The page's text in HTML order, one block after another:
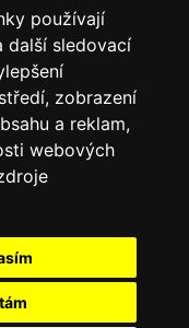
používají
další sledovací
zobrazení
a reklam,
webových